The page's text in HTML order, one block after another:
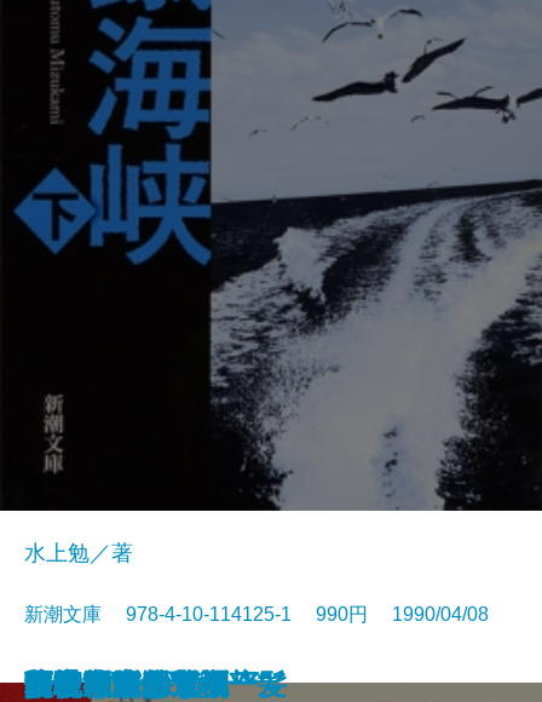
冷い夏、熱い夏
まんぞく まんぞく
この人を見よ
注文の多い料理店
五千回の生死
流転の海 第一部
夢の木坂分岐点
鬼麿斬人剣
飢餓海峡〔上〕
飢餓海峡〔下〕
水上勉／著
新潮文庫 978-4-10-114125-1 990円 1990/04/08
日出る国の工場
暗夜行路
谷中・首ふり坂
百
ふたりで探偵
子子家庭は危機一髪
人情武士道
優駿〔上〕
優駿〔下〕
胡桃の家